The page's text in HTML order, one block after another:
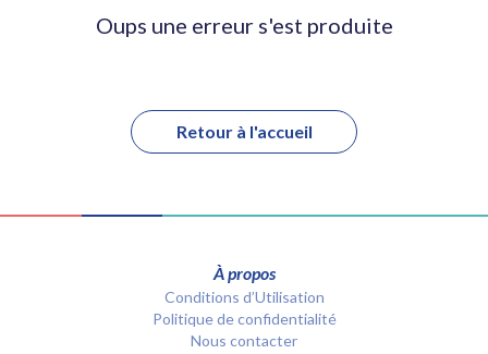
Oups une erreur s'est produite
Retour à l'accueil
À propos
Conditions d’Utilisation
Politique de confidentialité
Nous contacter